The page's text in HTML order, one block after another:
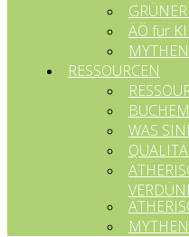
ÄÖ für
RESSOURCEN
WAS